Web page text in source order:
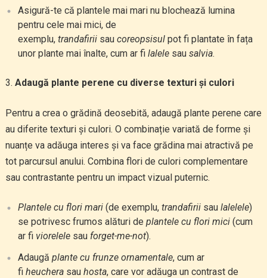
Asigură-te că plantele mai mari nu blochează lumina
pentru cele mai mici, de
exemplu, trandafiriisau coreopsisulpot fi plantate în fața
unor plante mai înalte, cum ar fi lalelesau salvia.
Adaugă plante perene cu diverse texturi și culori
Pentru a crea o grădină deosebită, adaugă plante perene care
au diferite texturi și culori. O combinație variată de forme și
nuanțe va adăuga interes și va face grădina mai atractivă pe
tot parcursul anului. Combina flori de culori complementare
sau contrastante pentru un impact vizual puternic.
Plantele cu flori mari(de exemplu, trandafiriisau lalelele)
se potrivesc frumos alături de plantele cu flori mici(cum
ar fi viorelelesau forget-me-not).
Adaugă plante cu frunze ornamentale, cum ar
fi heucherasau hosta, care vor adăuga un contrast de